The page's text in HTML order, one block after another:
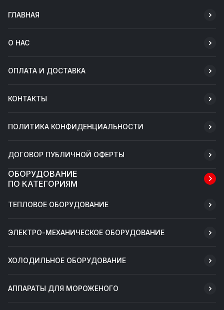
ГЛАВНАЯ
О НАС
ОПЛАТА И ДОСТАВКА
КОНТАКТЫ
ПОЛИТИКА КОНФИДЕНЦИАЛЬНОСТИ
ДОГОВОР ПУБЛИЧНОЙ ОФЕРТЫ
ОБОРУДОВАНИЕ
ПО КАТЕГОРИЯМ
ТЕПЛОВОЕ ОБОРУДОВАНИЕ
ЭЛЕКТРО-МЕХАНИЧЕСКОЕ ОБОРУДОВАНИЕ
ХОЛОДИЛЬНОЕ ОБОРУДОВАНИЕ
АППАРАТЫ ДЛЯ МОРОЖЕНОГО